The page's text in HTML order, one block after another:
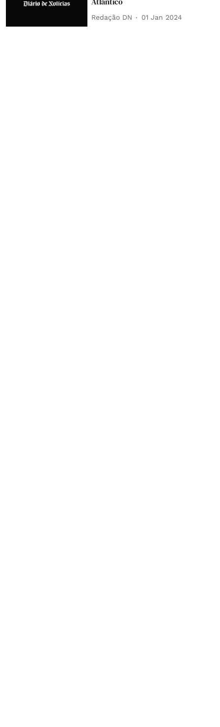
Redação DN 01 Jan 2024